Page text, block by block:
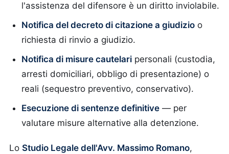
l'assistenza del difensore è un diritto inviolabile.
Notifica del decreto di citazione a giudizio o
richiesta di rinvio a giudizio.
Notifica di misure cautelari personali (custodia,
arresti domiciliari, obbligo di presentazione) o
reali (sequestro preventivo, conservativo).
Esecuzione di sentenze definitive — per
valutare misure alternative alla detenzione.
Lo Studio Legale dell'Avv. Massimo Romano,